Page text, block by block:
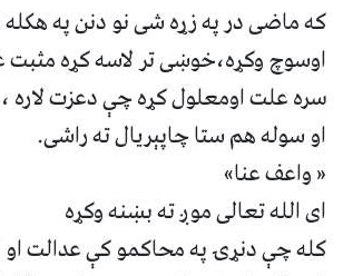
که ماضی در په زړه شی نو دنن په
اوسوچ وکړه،خوښی تر لاسه کړه
سره علت اومعلول کړه چې دعزت لاره
او سوله هم ستا چاپېریال ته راشی.
« واعف عنا»
ای الله تعالی موږ ته بښنه وکړه
کله چې دنړۍ په محاکمو کې عدالت